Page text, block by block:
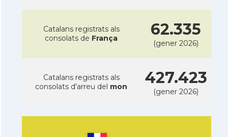
Catalans registrats als
consolats de França 62.335
(gener 2026)
Catalans registrats als
consolats d'arreu del mon 427.423
(gener 2026)